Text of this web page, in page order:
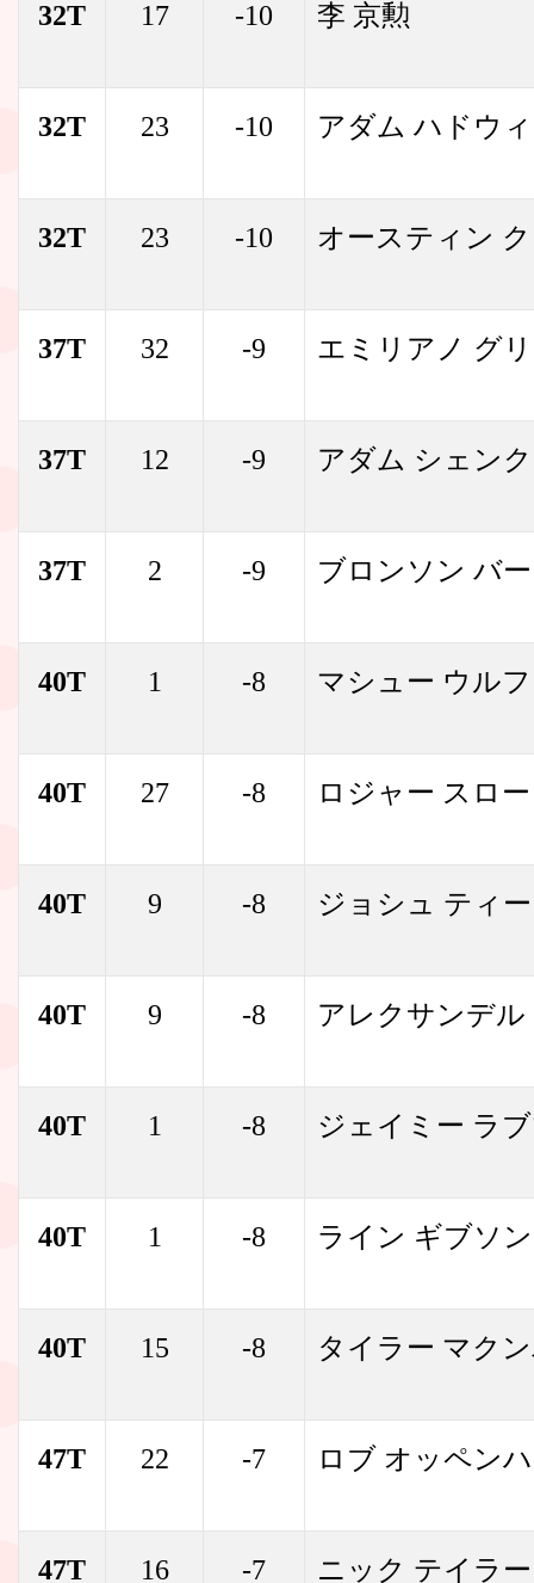
32T 17 -10 李 京勲
32T 23 -10 アダム ハドウ
32T 23 -10 オースティン
37T 32 -9 エミリアノ グ
37T 12 -9 アダム シェンク
37T 2 -9 ブロンソン バ
40T 1 -8 マシュー ウルフ
40T 27 -8 ロジャー スロ
40T 9 -8 ジョシュ ティ
40T 9 -8 アレクサンデル
40T 1 -8 ジェイミー ラ
40T 1 -8 ライン ギブソン
40T 15 -8 タイラー マク
47T 22 -7 ロブ オッペン
47T 16 -7 ニック テイラー